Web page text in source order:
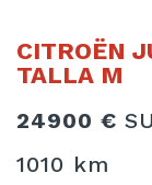
CITROËN
TALLA M
24900 €
1010 km